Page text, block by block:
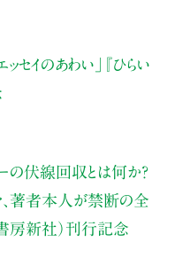
ッセイのあわい」
『ひらい
ーの伏線回収とは何か？
著者本人が禁断の全
房新社）刊行記念